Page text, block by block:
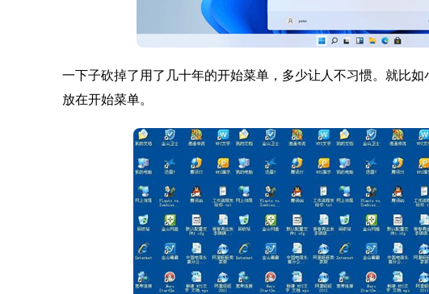
一下子砍掉了用了几十年的开始菜单，多少让人不习惯。就比
放在开始菜单。